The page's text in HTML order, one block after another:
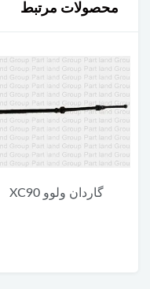
محصولات مرتبط
گاردان ولوو XC90